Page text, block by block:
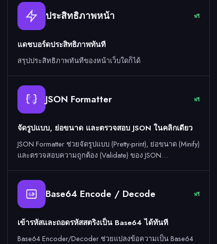
ประสิทธิภาพหน้า ฟรี
แดชบอร์ดประสิทธิภาพทันที
สรุปประสิทธิภาพทันทีของหน้าเว็บใดก็ได้
JSON Formatter ฟรี
จัดรูปแบบ, ย่อขนาด และตรวจสอบ JSON ในคลิกเดียว
JSON Formatter ช่วยจัดรูปแบบ (Pretty-print), ย่อขนาด (Minify)
และตรวจสอบความถูกต้อง (Validate) ของ JSON…
64 Base64 Encode / Decode ฟรี
เข้ารหัสและถอดรหัสสตริงเป็น Base64 ได้ทันที
Base64 Encoder/Decoder ช่วยแปลงข้อความเป็น Base64